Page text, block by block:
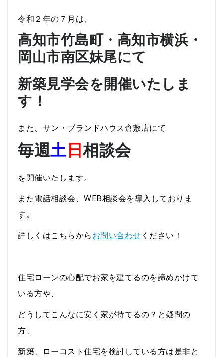
令和２年の７月は、
高知市竹島町・高知市横浜・
岡山市南区妹尾にて
新築見学会を開催いたしま
す！
また、サン・ブランドハウス倉敷店にて
毎週土 日 相談会
を開催いたします。
また電話相談会、WEB相談会を導入しておりま
す。
詳しくはこちらからお問い合わせ ください！
住宅ローンの心配でお家を建てるのを諦めかけて
いる方や、
どうしてこんなに安く家が持てるの？と疑問の
方、
新築、ローコスト住宅を検討している方は是非と